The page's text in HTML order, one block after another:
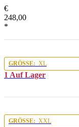
€
248,00
*
GRÖSSE: XL
1 Auf Lager
GRÖSSE: XXL